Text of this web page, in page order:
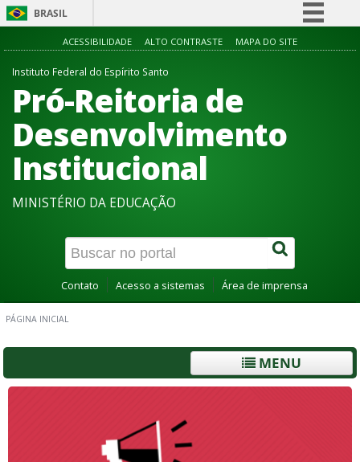
BRASIL
Simplifique!
Acesso à informação
Legislação
ACESSIBILIDADE ALTO CONTRASTE MAPA DO SITE
Instituto Federal do Espírito Santo
Pró-Reitoria de
Desenvolvimento
Institucional
MINISTÉRIO DA EDUCAÇÃO
Contato Acesso a sistemas Área de imprensa
PÁGINA INICIAL
MENU